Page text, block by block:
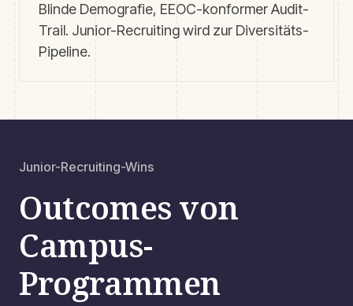
Blinde Demografie, EEOC-konformer Audit-
Trail. Junior-Recruiting wird zur Diversitäts-
Pipeline.
Junior-Recruiting-Wins
Outcomes von
Campus-
Programmen